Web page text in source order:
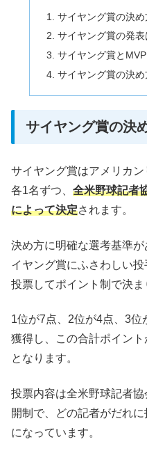
サイヤング賞の決め
サイヤング賞の発表
サイヤング賞と
サイヤング賞の決
サイヤング賞の決
サイヤング賞はアメリカ
各1名ずつ、 全米野球記者
によって決定されます。
決め方に明確な選考基準
イヤング賞にふさわしい
投票してポイント制で決ま
1位が7点、2位が4点、3
獲得し、この合計ポイン
となります。
投票内容は全米野球記者
開制で、どの記者がだれ
になっています。